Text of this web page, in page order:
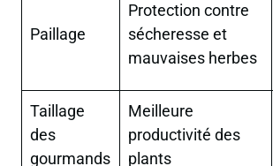
Paillage
Protection contre
sécheresse et
mauvaises herbes
Taillage
des
gourmands
Meilleure
productivité des
plants